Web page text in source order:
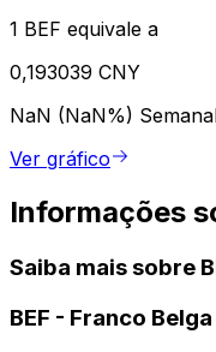
1 BEF equivale a
0,193039 CNY
NaN (NaN%)
Ver gráfico
Informações
Saiba mais sobre
BEF - Franco Belga